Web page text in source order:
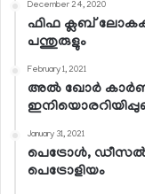
December 24, 2020
ഫിഫ ക്ലബ്
പന്തുരുളും
February 1, 2021
അല്‍ ഖോര്‍
January 31, 2021
പെട്രോള്‍, ഡീസല്‍
പെട്രോളിയം